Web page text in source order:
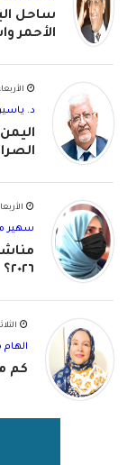
ساحل
الأحمر
الأربعاء, 05
د.
الأربعاء, 05
سهير
٢٠٢٦؟
الثلاثاء, 04
كم مرة يُلدغ